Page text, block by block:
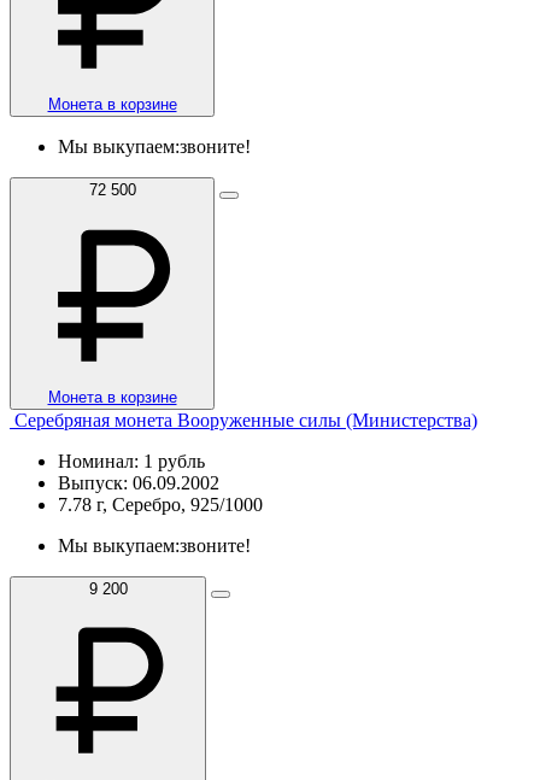
Монета в корзине
Мы выкупаем:звоните!
72 500
Монета в корзине
Серебряная монета Вооруженные силы (Министерства)
Номинал: 1 рубль
Выпуск: 06.09.2002
7.78 г, Серебро, 925/1000
Мы выкупаем:звоните!
9 200